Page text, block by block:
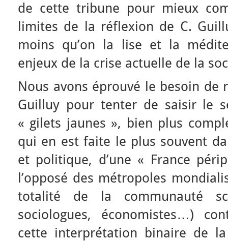
de cette tribune pour mieux
limites de la réflexion de C.
moins qu’on la lise et la
enjeux de la crise actuelle de la
Nous avons éprouvé le besoin de
Guilluy pour tenter de saisir le
« gilets jaunes », bien plus
qui en est faite le plus souvent
et politique, d’une « France
l’opposé des métropoles
totalité de la communauté
sociologues, économistes…)
cette interprétation binaire de la